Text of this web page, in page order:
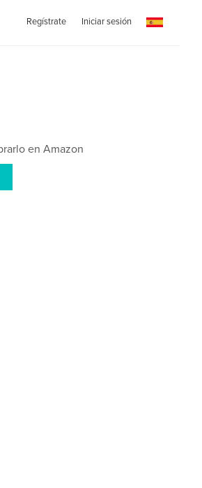
Regístrate Iniciar sesión
en Amazon